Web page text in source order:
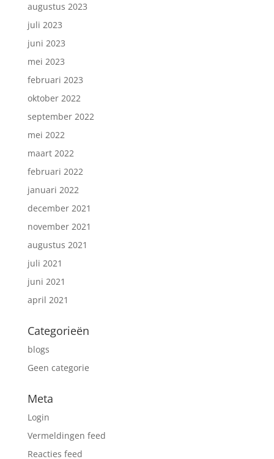
augustus 2023
juli 2023
juni 2023
mei 2023
februari 2023
oktober 2022
september 2022
mei 2022
maart 2022
februari 2022
januari 2022
december 2021
november 2021
augustus 2021
juli 2021
juni 2021
april 2021
Categorieën
blogs
Geen categorie
Meta
Login
Vermeldingen feed
Reacties feed